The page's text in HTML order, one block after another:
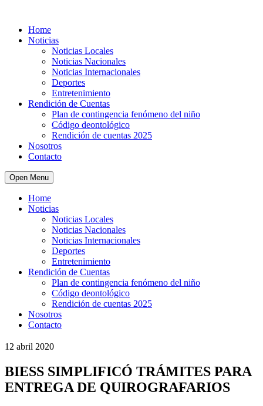
Home
Noticias
Noticias Locales
Noticias Nacionales
Noticias Internacionales
Deportes
Entretenimiento
Rendición de Cuentas
Plan de contingencia fenómeno del niño
Código deontológico
Rendición de cuentas 2025
Nosotros
Contacto
Open Menu
Home
Noticias
Noticias Locales
Noticias Nacionales
Noticias Internacionales
Deportes
Entretenimiento
Rendición de Cuentas
Plan de contingencia fenómeno del niño
Código deontológico
Rendición de cuentas 2025
Nosotros
Contacto
12 abril 2020
BIESS SIMPLIFICÓ TRÁMITES PARA
ENTREGA DE QUIROGRAFARIOS